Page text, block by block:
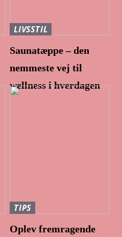
LIVSSTIL
Saunatæppe – den
nemmeste vej til
wellness i hverdagen
TIPS
Oplev fremragende